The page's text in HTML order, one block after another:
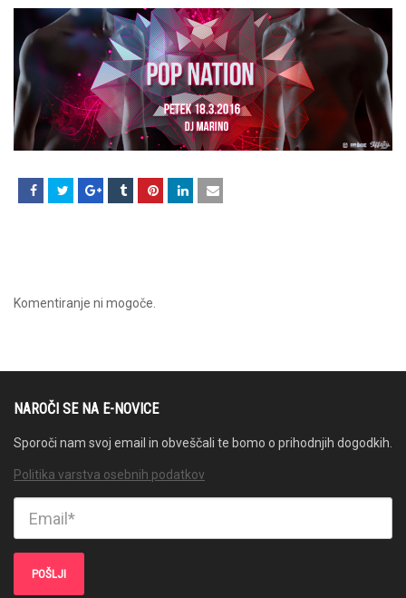
Komentiranje ni mogoče.
NAROČI SE NA E-NOVICE
Sporoči nam svoj email in obveščali te bomo o prihodnjih dogodkih.
Politika varstva osebnih podatkov